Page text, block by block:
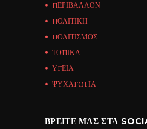
ΠΕΡΙΒΑΛΛΟΝ
ΠΟΛΙΤΙΚΗ
ΠΟΛΙΤΙΣΜΟΣ
ΤΟΠΙΚΑ
ΥΓΕΙΑ
ΨΥΧΑΓΩΓΙΑ
ΒΡΕΊΤΕ ΜΑΣ ΣΤΑ